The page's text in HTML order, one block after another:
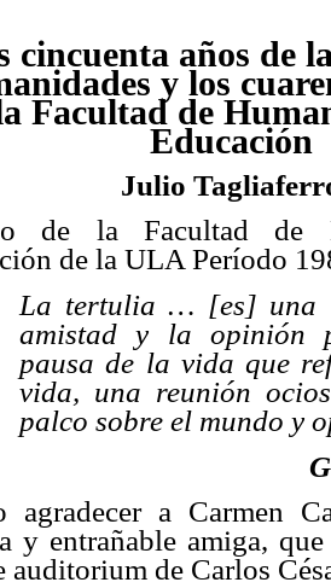
cincuenta años de
y los
Facultad de
Educación
Julio
de la Facultad de
de la ULA Período
La tertulia … [es] una
amistad y la opinión
pausa de la vida que
vida, una reunión
palco sobre el mundo y
agradecer a Carmen
y entrañable amiga,
auditorium de Carlos